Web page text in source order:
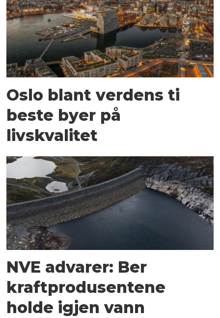
Oslo blant verdens ti
beste byer på
livskvalitet
NVE advarer: Ber
kraftprodusentene
holde igjen vann